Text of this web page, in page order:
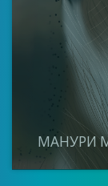
МАНУРИ